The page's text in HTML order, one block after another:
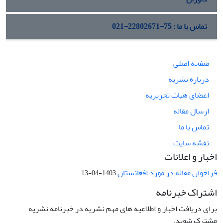
تماس با ما : 75-22802671-021
صفحه اصلی
درباره نشریه
اعضای هیات تحریریه
ارسال مقاله
تماس با ما
نقشه سایت
اخبار و اعلانات
فراخوان مقاله در مورد افغانستان1403-04-13
اشتراک خبرنامه
برای دریافت اخبار و اطلاعیه های مهم نشریه در خبرنامه نشریه